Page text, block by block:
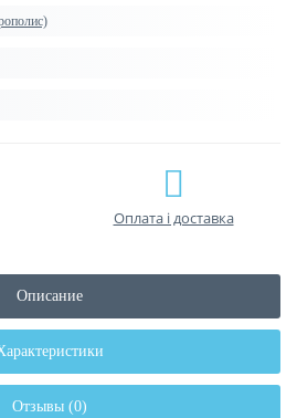
Оплата і доставка
Описание
Отзывы (0)